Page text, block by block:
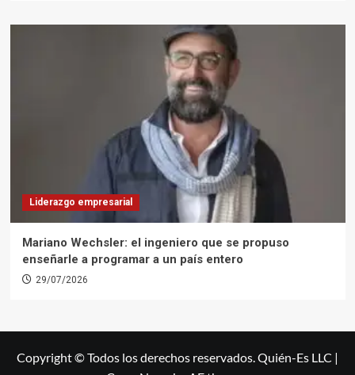
Liderazgo empresarial
Mariano Wechsler: el ingeniero que se propuso
enseñarle a programar a un país entero
29/07/2026
Copyright © Todos los derechos reservados. Quién-Es LLC |